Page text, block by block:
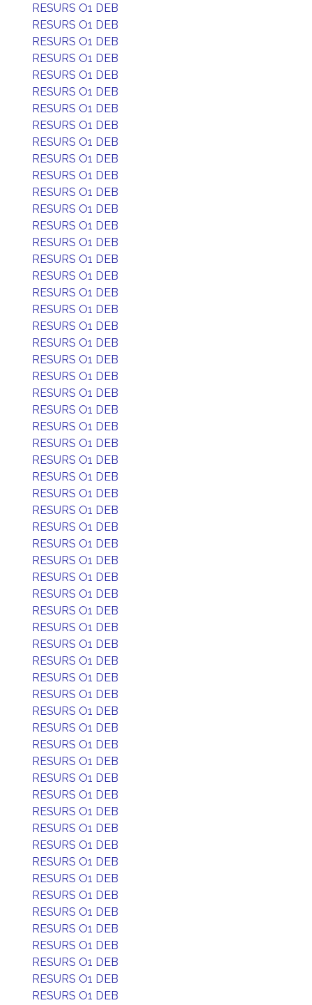
RESURS O1 DEB
RESURS O1 DEB
RESURS O1 DEB
RESURS O1 DEB
RESURS O1 DEB
RESURS O1 DEB
RESURS O1 DEB
RESURS O1 DEB
RESURS O1 DEB
RESURS O1 DEB
RESURS O1 DEB
RESURS O1 DEB
RESURS O1 DEB
RESURS O1 DEB
RESURS O1 DEB
RESURS O1 DEB
RESURS O1 DEB
RESURS O1 DEB
RESURS O1 DEB
RESURS O1 DEB
RESURS O1 DEB
RESURS O1 DEB
RESURS O1 DEB
RESURS O1 DEB
RESURS O1 DEB
RESURS O1 DEB
RESURS O1 DEB
RESURS O1 DEB
RESURS O1 DEB
RESURS O1 DEB
RESURS O1 DEB
RESURS O1 DEB
RESURS O1 DEB
RESURS O1 DEB
RESURS O1 DEB
RESURS O1 DEB
RESURS O1 DEB
RESURS O1 DEB
RESURS O1 DEB
RESURS O1 DEB
RESURS O1 DEB
RESURS O1 DEB
RESURS O1 DEB
RESURS O1 DEB
RESURS O1 DEB
RESURS O1 DEB
RESURS O1 DEB
RESURS O1 DEB
RESURS O1 DEB
RESURS O1 DEB
RESURS O1 DEB
RESURS O1 DEB
RESURS O1 DEB
RESURS O1 DEB
RESURS O1 DEB
RESURS O1 DEB
RESURS O1 DEB
RESURS O1 DEB
RESURS O1 DEB
RESURS O1 DEB